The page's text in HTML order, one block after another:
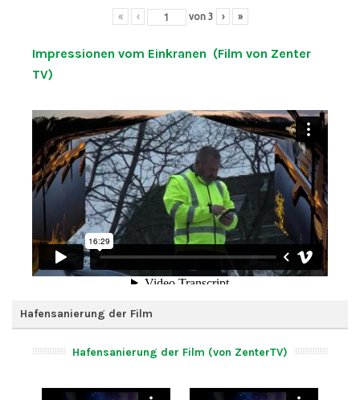
« ‹ von 3 › »
Impressionen vom Einkranen (Film von Zenter
TV)
Hafensanierung der Film
Hafensanierung der Film (von ZenterTV)